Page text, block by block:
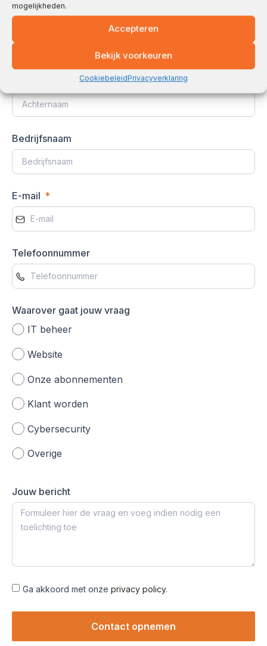
mogelijkheden.
Accepteren
Bekijk voorkeuren
CookiebeleidPrivacyverklaring
Bedrijfsnaam
E-mail
Telefoonnummer
Waarover gaat jouw vraag
IT beheer
Website
Onze abonnementen
Klant worden
Cybersecurity
Overige
Jouw bericht
Ga akkoord met onze privacy policy.
Contact opnemen